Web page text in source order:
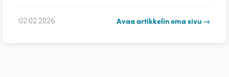
02.02.2026 Avaa artikkelin oma sivu →